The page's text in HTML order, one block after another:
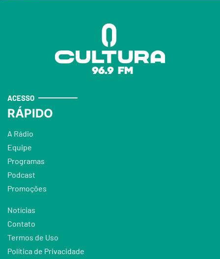
ACESSO
RÁPIDO
A Rádio
Equipe
Programas
Podcast
Promoções
Notícias
Contato
Termos de Uso
Política de Privacidade